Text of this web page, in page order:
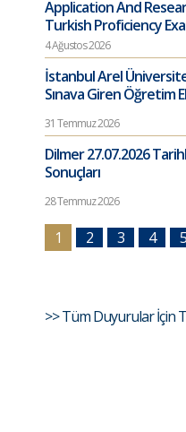
Application And
Turkish Proficiency
4 Ağustos 2026
İstanbul Arel
Sınava Giren Öğretim
31 Temmuz 2026
Dilmer 27.07.2026
Sonuçları
28 Temmuz 2026
1 2 3 4 5
>> Tüm Duyurular İçin